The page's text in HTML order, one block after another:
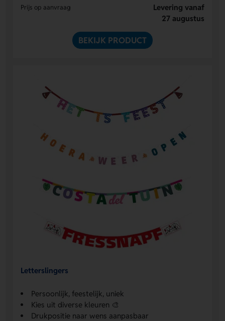
Prijs op aanvraag
Levering vanaf
27 augustus
BEKIJK PRODUCT
Letterslingers
Persoonlijk, feestelijk, uniek
Kies uit diverse kleuren 🎨
Drukpositie naar wens aanpasbaar